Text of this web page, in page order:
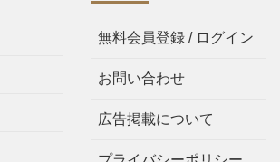
無料会員登録 / ログイン
お問い合わせ
広告掲載について